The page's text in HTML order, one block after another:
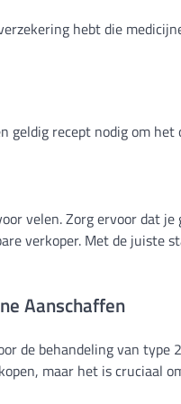
hebt die
geldig recept nodig om
velen. Zorg ervoor dat
verkoper. Met de juiste
Aanschaffen
de behandeling van type
maar het is cruciaal